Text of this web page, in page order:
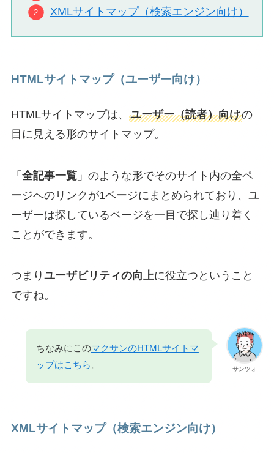
XMLサイトマップ（検索エンジン向け）
HTMLサイトマップ（ユーザー向け）
HTMLサイトマップは、 ユーザー（読者）向けの
目に見える形のサイトマップ。
「 全記事一覧」のような形でそのサイト内の全ペ
ージへのリンクが1ページにまとめられており、ユ
ーザーは探しているページを一目で探し辿り着く
ことができます。
つまり ユーザビリティの向上に役立つということ
ですね。
サンツォ
ちなみにこのマクサンのHTMLサイトマ
ップはこちら 。
XMLサイトマップ（検索エンジン向け）